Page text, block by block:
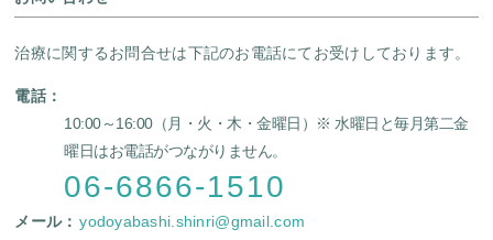
治療に関するお問合せは下記のお電話にてお受けしております。
電話：
10:00～16:00（月・火・木・金曜日）
※ 水曜日と毎月第二金
曜日はお電話がつながりません。
06-6866-1510
メール： yodoyabashi.shinri@gmail.com